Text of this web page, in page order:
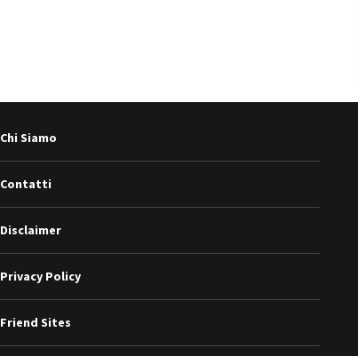
Chi Siamo
Contatti
Disclaimer
Privacy Policy
Friend Sites